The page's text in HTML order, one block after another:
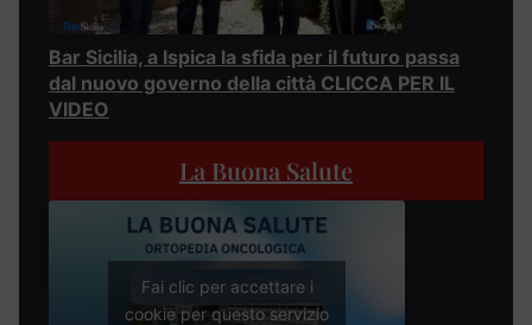
Bar Sicilia, a Ispica la sfida per il futuro passa
dal nuovo governo della città CLICCA PER IL
VIDEO
La Buona Salute
Fai clic per accettare i
cookie per questo servizio